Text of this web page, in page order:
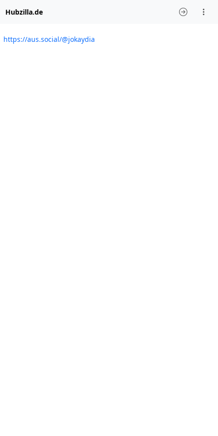
Hubzilla.de
https://aus.social/@jokaydia